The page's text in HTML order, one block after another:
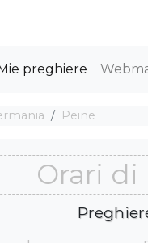
preghiere
Peine
Orari di